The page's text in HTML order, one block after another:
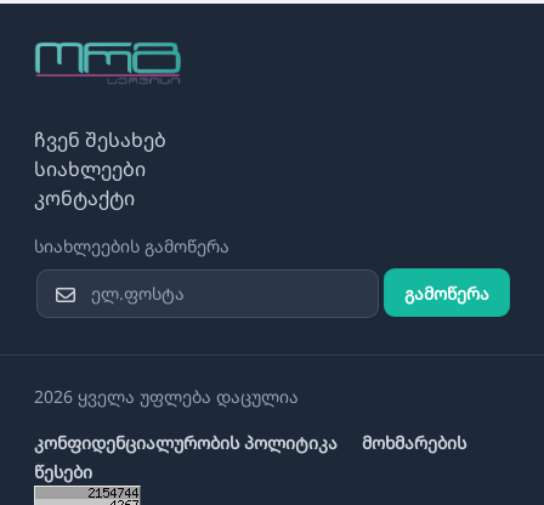
ჩვენ შესახებ
სიახლეები
კონტაქტი
სიახლეების გამოწერა
გამოწერა
2026 ყველა უფლება დაცულია
კონფიდენციალურობის პოლიტიკა
მოხმარების
წესები